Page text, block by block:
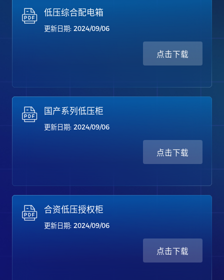
低压综合配电箱
更新日期: 2024/09/06
点击下载
国产系列低压柜
更新日期: 2024/09/06
点击下载
合资低压授权柜
更新日期: 2024/09/06
点击下载